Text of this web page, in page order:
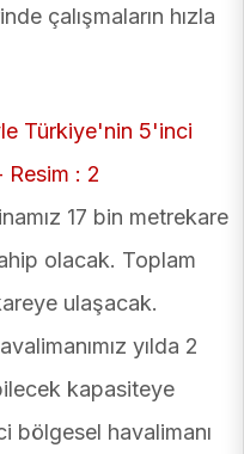
çalışmaların hızla
17 bin metrekare
olacak. Toplam
ulaşacak.
yılda 2
kapasiteye
bölgesel havalimanı